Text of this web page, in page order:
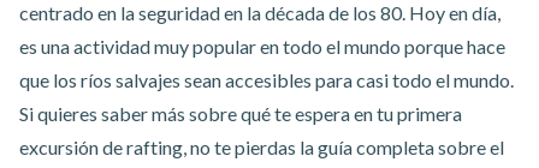
centrado en la seguridad en la década de los 80. Hoy en día,
es una actividad muy popular en todo el mundo porque hace
que los ríos salvajes sean accesibles para casi todo el mundo.
Si quieres saber más sobre qué te espera en tu primera
excursión de rafting, no te pierdas la guía completa sobre el